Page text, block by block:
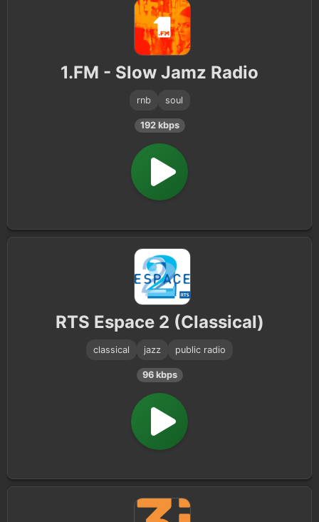
1.FM - Slow Jamz Radio
rnb soul
192 kbps
RTS Espace 2 (Classical)
classical jazz public radio
96 kbps